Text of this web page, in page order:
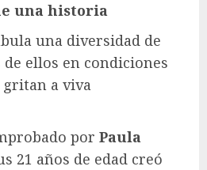
una historia
una diversidad de
ellos en condiciones
gritan a viva
por Paula
21 años de edad creó